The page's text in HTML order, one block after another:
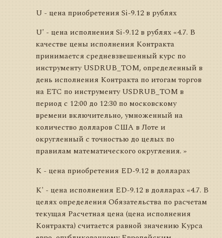
U - цена приобретения Si-9.12 в рублях
U' - цена исполнения Si-9.12 в рублях «4.7. В
качестве цены исполнения Контракта
принимается средневзвешенный курс по
инструменту USDRUB_TOM, определенный в
день исполнения Контракта по итогам торгов
на ЕТС по инструменту USDRUB_TOM в
период с 12:00 до 12:30 по московскому
времени включительно, умноженный на
количество долларов США в Лоте и
округленный с точностью до целых по
правилам математического округления. »
K - цена приобретения ED-9.12 в долларах
K' - цена исполнения ED-9.12 в долларах «4.7. В
целях определения Обязательства по расчетам
текущая Расчетная цена (цена исполнения
Контракта) считается равной значению Курса